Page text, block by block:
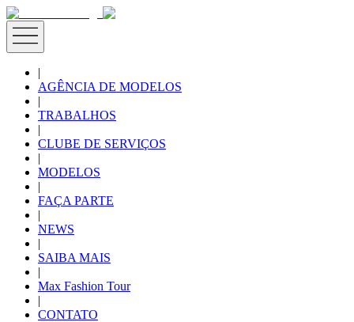
|
AGÊNCIA DE MODELOS
|
TRABALHOS
|
CLUBE DE SERVIÇOS
|
MODELOS
|
FAÇA PARTE
|
NEWS
|
SAIBA MAIS
|
Max Fashion Tour
|
CONTATO